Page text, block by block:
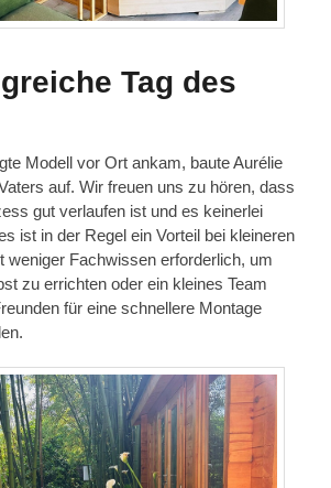
Tag des
Modell vor Ort ankam, baute Aurélie
auf. Wir freuen uns zu hören, dass
gut verlaufen ist und es keinerlei
ist in der Regel ein Vorteil bei kleineren
weniger Fachwissen erforderlich, um
zu errichten oder ein kleines Team
für eine schnellere Montage